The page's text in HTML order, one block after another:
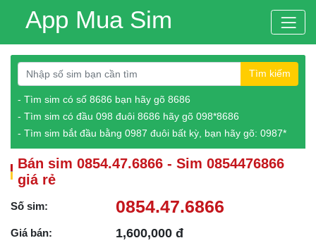
App Mua Sim
Tìm kiếm
- Tìm sim có số 8686 bạn hãy gõ 8686
- Tìm sim có đầu 098 đuôi 8686 hãy gõ 098*8686
- Tìm sim bắt đầu bằng 0987 đuôi bất kỳ, bạn hãy gõ: 0987*
Bán sim 0854.47.6866 - Sim 0854476866
giá rẻ
Số sim: 0854.47.6866
Giá bán: 1,600,000 đ